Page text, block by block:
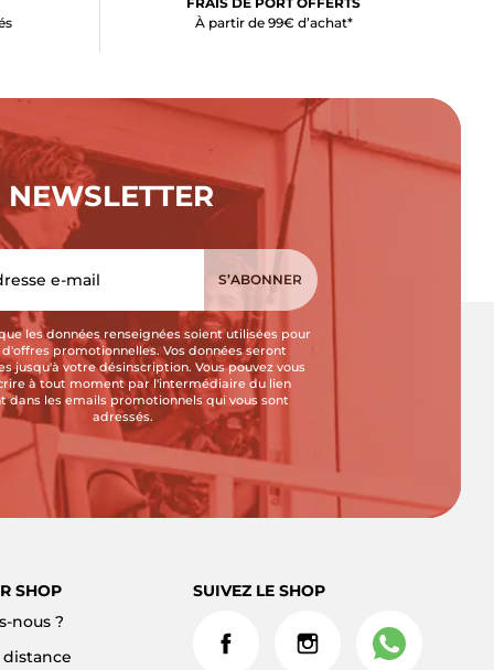
À partir de 99€ d’achat*
NEWSLETTER
les données renseignées soient utilisées pour
d'offres promotionnelles. Vos données seront
jusqu'à votre désinscription. Vous pouvez vous
à tout moment par l'intermédiaire du lien
dans les emails promotionnels qui vous sont
adressés.
SHOP
nous ?
distance
SUIVEZ LE SHOP